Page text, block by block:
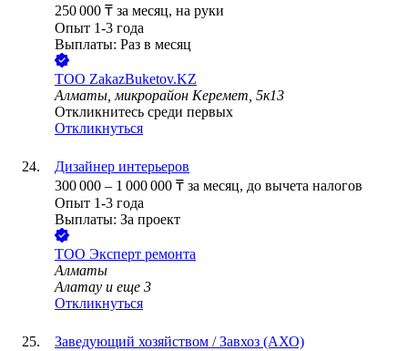
250 000 ₸ за месяц, на руки
Опыт 1-3 года
Выплаты: Раз в месяц
ТОО ZakazBuketov.KZ
Алматы, микрорайон Керемет, 5к13
Откликнитесь среди первых
Откликнуться
Дизайнер интерьеров
300 000 – 1 000 000 ₸ за месяц, до вычета налогов
Опыт 1-3 года
Выплаты: За проект
ТОО Эксперт ремонта
Алматы
Алатау и еще 3
Откликнуться
Заведующий хозяйством / Завхоз (АХО)